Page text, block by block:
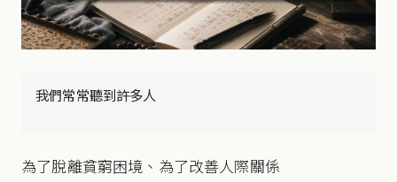
我們常常聽到許多人
為了脫離貧窮困境、為了改善人際關係